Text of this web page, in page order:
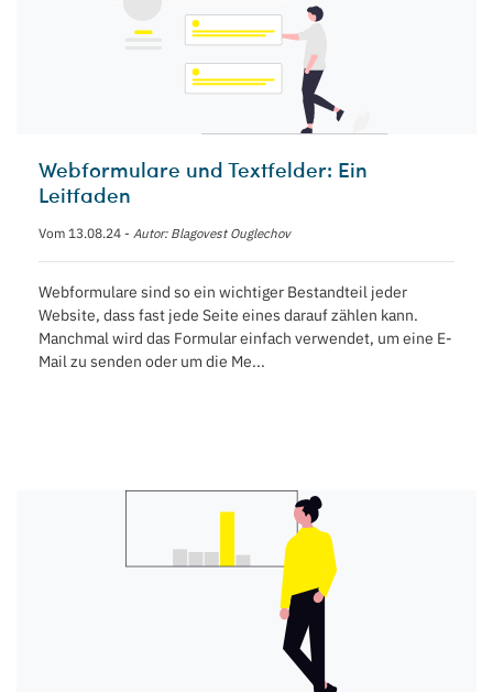
Webformulare und Textfelder: Ein
Leitfaden
Vom 13.08.24 - Autor: Blagovest Ouglechov
Webformulare sind so ein wichtiger Bestandteil jeder
Website, dass fast jede Seite eines darauf zählen kann.
Manchmal wird das Formular einfach verwendet, um eine E-
Mail zu senden oder um die Me...